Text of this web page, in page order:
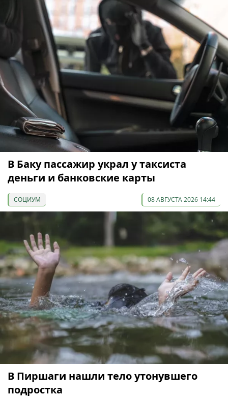
В Баку пассажир украл у таксиста
деньги и банковские карты
СОЦИУМ 08 АВГУСТА 2026 14:44
В Пиршаги нашли тело утонувшего
подростка